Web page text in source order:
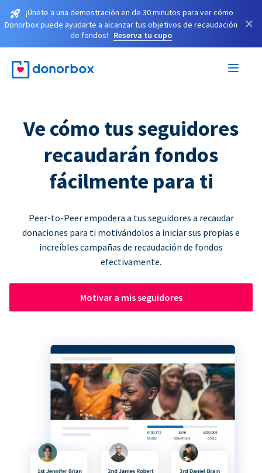
¡Únete a una demostración en de 30 minutos para ver cómo
Donorbox puede ayudarte a alcanzar tus objetivos de recaudación
de fondos!
Reserva tu cupo
×
Ve cómo tus seguidores
recaudarán fondos
fácilmente para ti
Peer-to-Peer empodera a tus seguidores a recaudar
donaciones para ti motivándolos a iniciar sus propias e
increíbles campañas de recaudación de fondos
efectivamente.
Motivar a mis seguidores